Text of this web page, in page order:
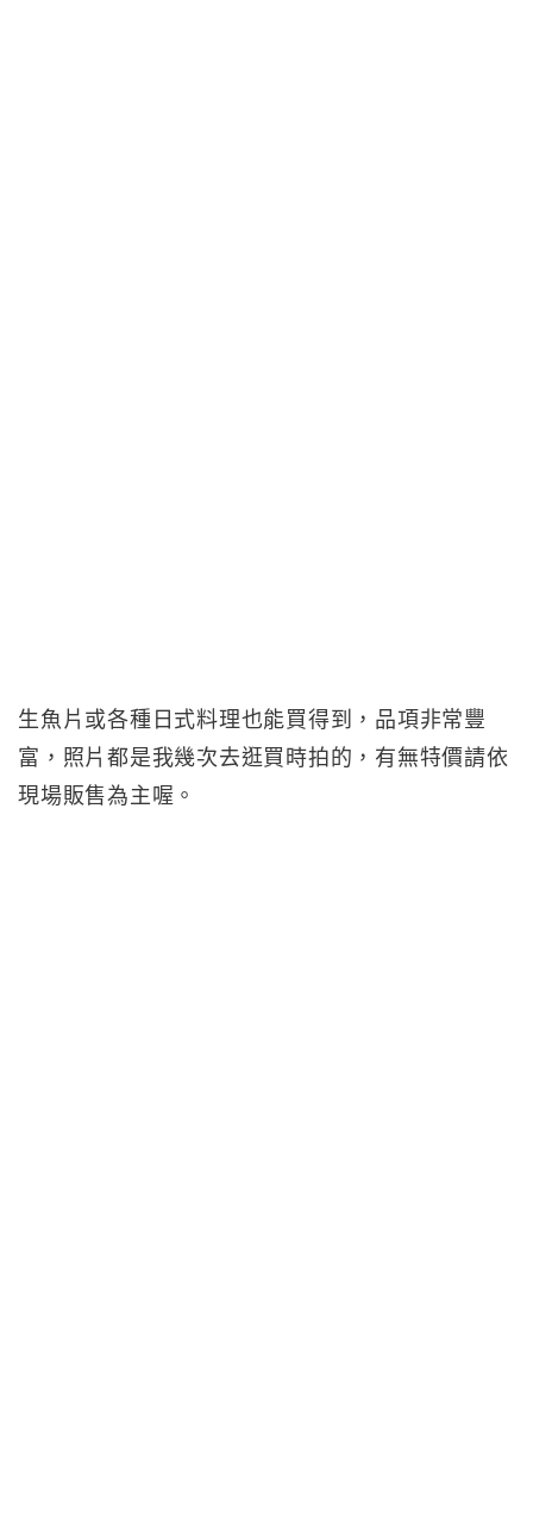
生魚片或各種日式料理也能買得到，品項非常豐
富，照片都是我幾次去逛買時拍的，有無特價請依
現場販售為主喔。